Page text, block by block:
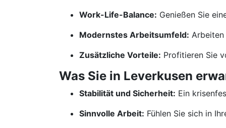
Work-Life-Balance: Genießen Sie
Modernstes Arbeitsumfeld: Arbeiten
Zusätzliche Vorteile: Profitieren Sie
Was Sie in Leverkusen
Stabilität und Sicherheit: Ein
Sinnvolle Arbeit: Fühlen Sie sich in